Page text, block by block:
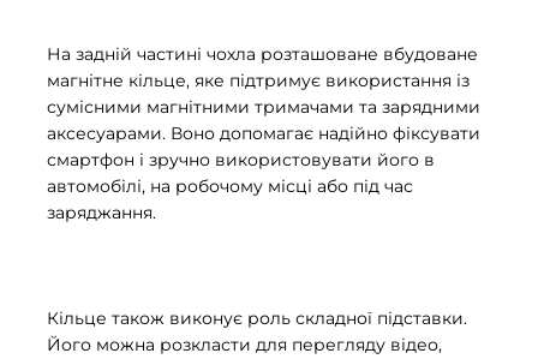
На задній частині чохла розташоване вбудоване
магнітне кільце, яке підтримує використання із
сумісними магнітними тримачами та зарядними
аксесуарами. Воно допомагає надійно фіксувати
смартфон і зручно використовувати його в
автомобілі, на робочому місці або під час
заряджання.
Кільце також виконує роль складної підставки.
Його можна розкласти для перегляду відео,